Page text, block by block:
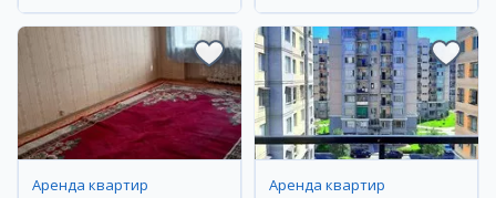
Аренда квартир Аренда квартир